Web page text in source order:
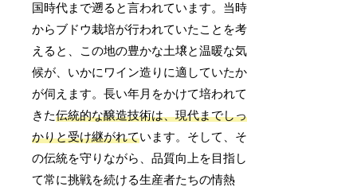
国時代まで遡ると言われています。当時
からブドウ栽培が行われていたことを考
えると、この地の豊かな土壌と温暖な気
候が、いかにワイン造りに適していたか
が伺えます。長い年月をかけて培われて
きた伝統的な醸造技術は、現代までしっ
かりと受け継がれています。そして、そ
の伝統を守りながら、品質向上を目指し
て常に挑戦を続ける生産者たちの情熱